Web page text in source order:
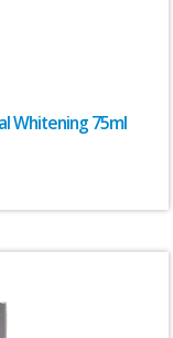
Whitening 75ml